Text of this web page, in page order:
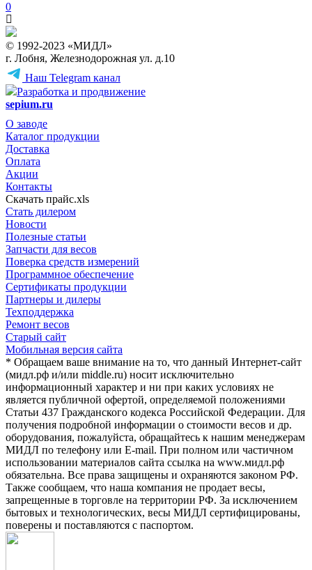
0
© 1992-2023 «МИДЛ»
г. Лобня, Железнодорожная ул. д.10
Наш Telegram канал
Разработка и продвижение
sepium.ru
О заводе
Каталог продукции
Доставка
Оплата
Акции
Контакты
Скачать прайс.xls
Стать дилером
Новости
Полезные статьи
Запчасти для весов
Поверка средств измерений
Программное обеспечение
Сертификаты продукции
Партнеры и дилеры
Техподдержка
Ремонт весов
Старый сайт
Мобильная версия сайта
* Обращаем ваше внимание на то, что данный Интернет-сайт
(мидл.рф и/или middle.ru) носит исключительно
информационный характер и ни при каких условиях не
является публичной офертой, определяемой положениями
Статьи 437 Гражданского кодекса Российской Федерации. Для
получения подробной информации о стоимости весов и др.
оборудования, пожалуйста, обращайтесь к нашим менеджерам
МИДЛ по телефону или E-mail. При полном или частичном
использовании материалов сайта ссылка на www.мидл.рф
обязательна. Все права защищены и охраняются законом РФ.
Также сообщаем, что наша компания не продает весы,
запрещенные в торговле на территории РФ. За исключением
бытовых и технологических, весы МИДЛ сертифицированы,
поверены и поставляются с паспортом.